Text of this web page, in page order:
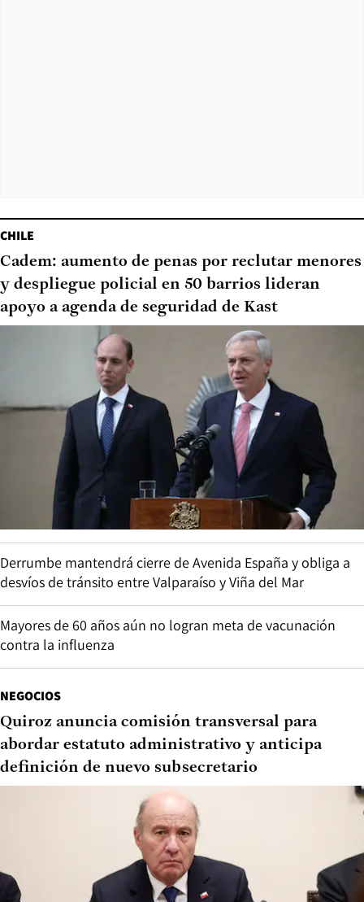
CHILE
Cadem: aumento de penas por reclutar menores
y despliegue policial en 50 barrios lideran
apoyo a agenda de seguridad de Kast
Derrumbe mantendrá cierre de Avenida España y obliga a
desvíos de tránsito entre Valparaíso y Viña del Mar
Mayores de 60 años aún no logran meta de vacunación
contra la influenza
NEGOCIOS
Quiroz anuncia comisión transversal para
abordar estatuto administrativo y anticipa
definición de nuevo subsecretario